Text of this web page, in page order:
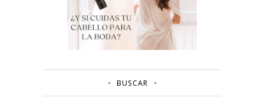
BUSCAR